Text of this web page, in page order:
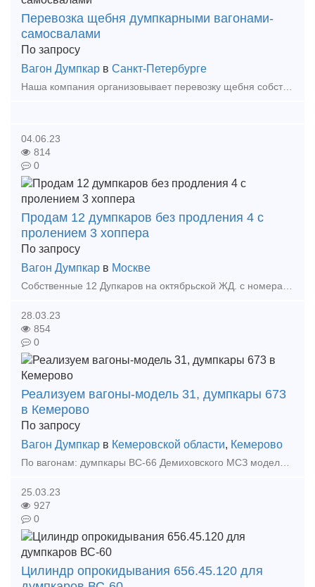
Перевозка щебня думпкарными вагонами-
самосвалами
По запросу
Вагон Думпкар в Санкт-Петербурге
Наша компания организовывает перевозку щебня собственными вагонами думпкарами по Окт.ж.д. Доставим щебень думпкарными вертушками. Вагоны с сопровождением бригадой квалифицированных механиков.
04.06.23
814
0
Продам 12 думпкаров без продления 4 с
пролением 3 хоппера
По запросу
Вагон Думпкар в Москве
Собственные 12 Дупкаров на октябрьской ЖД. с номерами но без продления. № вагона тип вагона модель год постройки срок продления последний ремонт (вид/дата) Цена продажи 59320275 Хоп
28.03.23
854
0
Реализуем вагоны-модель 31, думпкары 673
в Кемерово
По запросу
Вагон Думпкар в Кемеровской области, Кемерово
По вагонам: думпкары ВС-66 Демиховского МСЗ модель 31-673, - 27 единиц построены в 1990 году - 16 единиц построены в 1991 году - 1 единица вагон сопровождения построен в 1991 году Бря
25.03.23
927
0
Цилиндр опрокидывания 656.45.120 для